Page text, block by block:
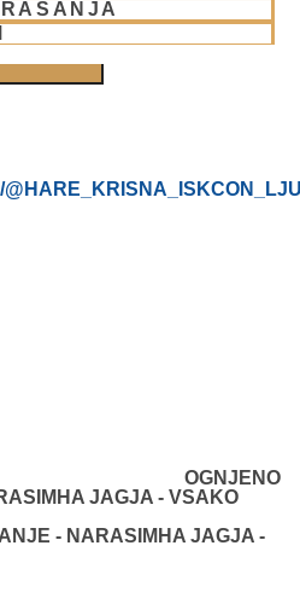
OGNJENO
JAGJA - VSAKO
- NARASIMHA JAGJA -